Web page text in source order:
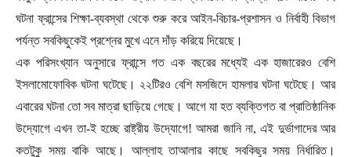
ঘটনা ফ্রান্সের শিক্ষা-ব্যবস্থা থেকে শুরু করে আইন-বিচার-প্রশাসন ও নির্বাহী বিভাগ
পর্যন্ত সবকিছুকেই প্রশ্নের মুখে এনে দাঁড় করিয়ে দিয়েছে।
এক পরিসংখ্যান অনুসারে ফ্রান্সে গত এক বছরের মধ্যেই এক হাজারেরও বেশি
ইসলামোফোবিক ঘটনা ঘটেছে। ২২টিরও বেশি মসজিদে হামলার ঘটনা ঘটেছে। আর
এবারের ঘটনা তো সব মাত্রা ছাড়িয়ে গেছে। আগে যা হত ব্যক্তিগত বা প্রাতিষ্ঠানিক
উদ্যোগে এখন তা-ই হচ্ছে রাষ্ট্রীয় উদ্যোগে! আমরা জানি না,এই দুর্ভাগাদের আর
কতটুকু সময় বাকি আছে। আল্লাহ তাআলার কাছে সবকিছুর সময় নির্ধারিত।